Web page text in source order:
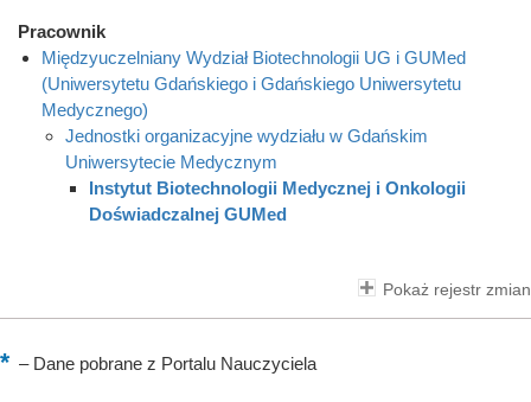
Pracownik
Międzyuczelniany Wydział Biotechnologii UG i GUMed
(Uniwersytetu Gdańskiego i Gdańskiego Uniwersytetu
Medycznego)
Jednostki organizacyjne wydziału w Gdańskim
Uniwersytecie Medycznym
Instytut Biotechnologii Medycznej i Onkologii
Doświadczalnej GUMed
Pokaż rejestr zmian
–Dane pobrane z Portalu Nauczyciela